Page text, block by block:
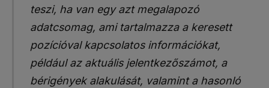
teszi, ha van egy azt megalapozó
adatcsomag, ami tartalmazza a keresett
pozícióval kapcsolatos információkat,
például az aktuális jelentkezőszámot, a
bérigények alakulását, valamint a hasonló